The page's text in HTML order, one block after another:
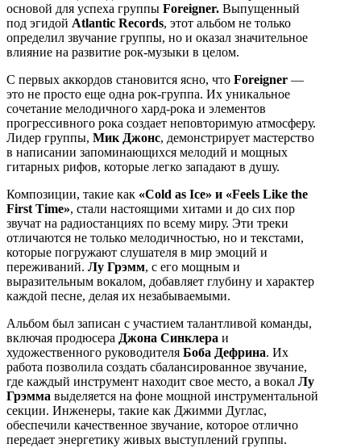
основой для успеха группы Foreigner. Выпущенный
под эгидой Atlantic Records, этот альбом не только
определил звучание группы, но и оказал значительное
влияние на развитие рок-музыки в целом.
С первых аккордов становится ясно, что Foreigner —
это не просто еще одна рок-группа. Их уникальное
сочетание мелодичного хард-рока и элементов
прогрессивного рока создает неповторимую атмосферу.
Лидер группы, Мик Джонс, демонстрирует мастерство
в написании запоминающихся мелодий и мощных
гитарных рифов, которые легко западают в душу.
Композиции, такие как «Cold as Ice» и «Feels Like the
First Time», стали настоящими хитами и до сих пор
звучат на радиостанциях по всему миру. Эти треки
отличаются не только мелодичностью, но и текстами,
которые погружают слушателя в мир эмоций и
переживаний. Лу Грэмм, с его мощным и
выразительным вокалом, добавляет глубину и характер
каждой песне, делая их незабываемыми.
Альбом был записан с участием талантливой команды,
включая продюсера Джона Синклера и
художественного руководителя Боба Дефрина. Их
работа позволила создать сбалансированное звучание,
где каждый инструмент находит свое место, а вокал Лу
Грэмма выделяется на фоне мощной инструментальной
секции. Инженеры, такие как Джимми Дуглас,
обеспечили качественное звучание, которое отлично
передает энергетику живых выступлений группы.